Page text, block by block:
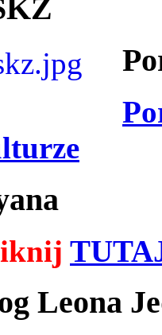
Leona